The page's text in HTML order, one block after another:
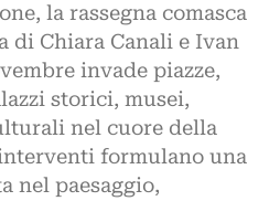
la rassegna comasca
di Chiara Canali e Ivan
invade piazze,
storici, musei,
nel cuore della
formulano una
nel paesaggio,